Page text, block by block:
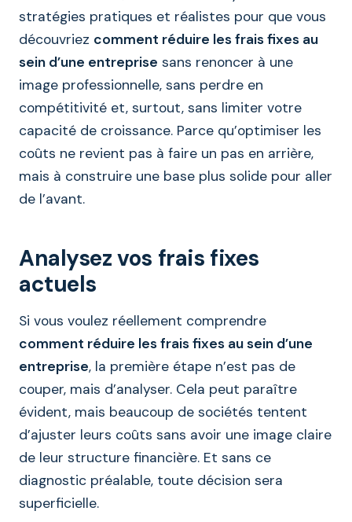
stratégies pratiques et réalistes pour que vous
découvriez comment réduire les frais fixes au
sein d’une entreprise sans renoncer à une
image professionnelle, sans perdre en
compétitivité et, surtout, sans limiter votre
capacité de croissance. Parce qu’optimiser les
coûts ne revient pas à faire un pas en arrière,
mais à construire une base plus solide pour aller
de l’avant.
Analysez vos frais fixes
actuels
Si vous voulez réellement comprendre
comment réduire les frais fixes au sein d’une
entreprise, la première étape n’est pas de
couper, mais d’analyser. Cela peut paraître
évident, mais beaucoup de sociétés tentent
d’ajuster leurs coûts sans avoir une image claire
de leur structure financière. Et sans ce
diagnostic préalable, toute décision sera
superficielle.